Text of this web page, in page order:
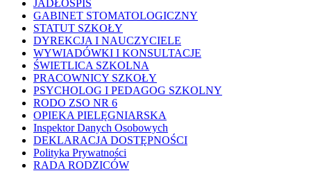
JADŁOSPIS
GABINET STOMATOLOGICZNY
STATUT SZKOŁY
DYREKCJA I NAUCZYCIELE
WYWIADÓWKI I KONSULTACJE
ŚWIETLICA SZKOLNA
PRACOWNICY SZKOŁY
PSYCHOLOG I PEDAGOG SZKOLNY
RODO ZSO NR 6
OPIEKA PIELĘGNIARSKA
Inspektor Danych Osobowych
DEKLARACJA DOSTĘPNOŚCI
Polityka Prywatności
RADA RODZICÓW